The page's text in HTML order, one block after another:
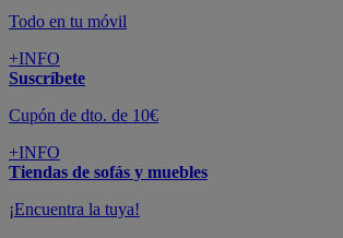
Todo en tu móvil
+INFO
Suscríbete
Cupón de dto. de 10€
+INFO
Tiendas de sofás y muebles
¡Encuentra la tuya!